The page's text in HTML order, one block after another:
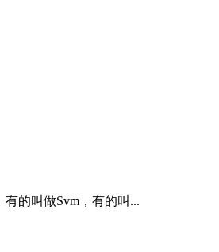
的叫做Svm，有的叫...